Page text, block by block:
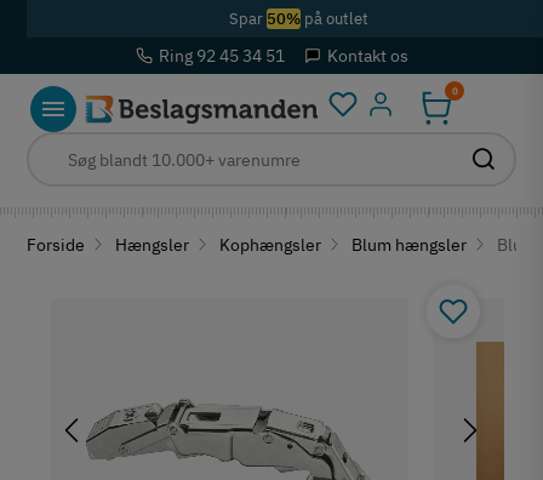
Spar 50%på outlet
Ring 92 45 34 51 Kontakt os
0
Forside Hængsler Kophængsler Blum hængsler Blum